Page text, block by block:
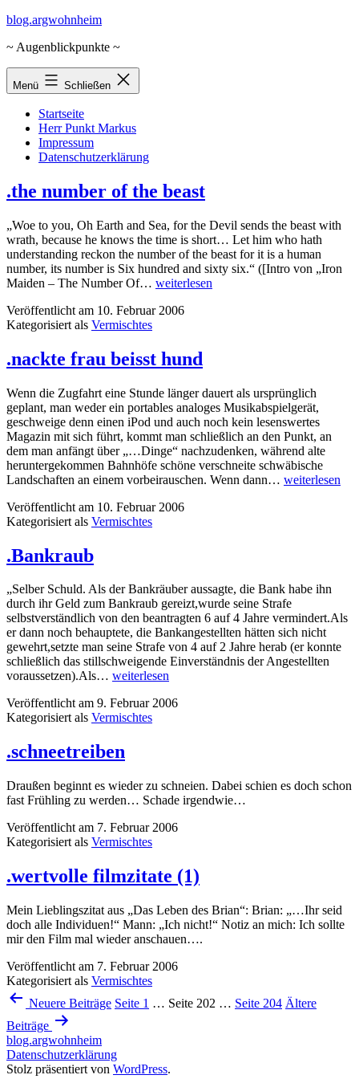
Zum
springen
blog.argwohnheim
~ Augenblickpunkte ~
Menü Schließen
Startseite
Herr Punkt Markus
Impressum
Datenschutzerklärung
.the number of the beast
„Woe to you, Oh Earth and Sea, for the Devil sends the beast with
wrath, because he knows the time is short… Let him who hath
understanding reckon the number of the beast for it is a human
number, its number is Six hundred and sixty six.“ ([Intro von „Iron
Maiden – The Number Of… .the
of
weiterlesen
Veröffentlicht am 10. Februar 2006
Kategorisiert als Vermischtes
.nackte frau beisst hund
Wenn die Zugfahrt eine Stunde länger dauert als ursprünglich
geplant, man weder ein portables analoges Musikabspielgerät,
geschweige denn einen iPod und auch noch kein lesenswertes
Magazin mit sich führt, kommt man schließlich an den Punkt, an
dem man anfängt über „…Dinge“ nachzudenken, während alte
heruntergekommen Bahnhöfe schöne verschneite schwäbische
Landschaften an einem vorbeirauschen. Wenn dann… .nackte
weiterlesen
Veröffentlicht am 10. Februar 2006
Kategorisiert als Vermischtes
.Bankraub
„Selber Schuld. Als der Bankräuber aussagte, die Bank habe ihn
durch ihr Geld zum Bankraub gereizt,wurde seine Strafe
selbstverständlich von den beantragten 6 auf 4 Jahre vermindert.Als
er dann noch behauptete, die Bankangestellten hätten sich nicht
gewehrt,setzte man seine Strafe von 4 auf 2 Jahre herab (er konnte
schließlich das stillschweigende Einverständnis der Angestellten
voraussetzen).Als… .Bankraub
weiterlesen
Veröffentlicht am 9. Februar 2006
Kategorisiert als Vermischtes
.schneetreiben
Draußen beginnt es wieder zu schneien. Dabei schien es doch schon
fast Frühling zu werden… Schade irgendwie…
Veröffentlicht am 7. Februar 2006
Kategorisiert als Vermischtes
.wertvolle filmzitate (1)
Mein Lieblingszitat aus „Das Leben des Brian“: Brian: „…Ihr seid
doch alle Individuen!“ Mann: „Ich nicht!“ Notiz an mich: Ich sollte
mir den Film mal wieder anschauen….
Veröffentlicht am 7. Februar 2006
Kategorisiert als Vermischtes
Seitennummerierung
der
Beiträge
Neuere Beiträge Seite 1 … Seite 202 … Seite 204 Ältere
Beiträge
blog.argwohnheim
Datenschutzerklärung
Stolz präsentiert von WordPress.